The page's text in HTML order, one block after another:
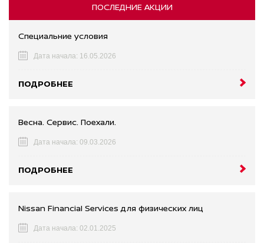
ПОСЛЕДНИЕ АКЦИИ
Специальние условия
Дата начала: 16.05.2026
ПОДРОБНЕЕ
Весна. Сервис. Поехали.
Дата начала: 09.03.2026
ПОДРОБНЕЕ
Nissan Financial Services для физических лиц
Дата начала: 02.01.2025